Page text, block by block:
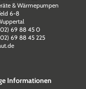
& Wärmepumpen
6-8
69 88 45 0
69 88 45 225
Informationen